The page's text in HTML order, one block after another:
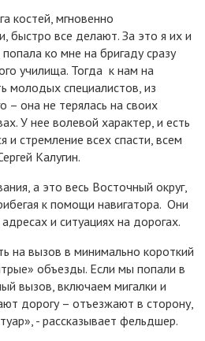
костей, мгновенно
быстро все делают. За это я их и
ко мне на бригаду сразу
училища. Тогда к нам на
молодых специалистов, из
– она не терялась на своих
У нее волевой характер, и есть
и стремление всех спасти, всем
Калугин.
а это весь Восточный округ,
к помощи навигатора. Они
и ситуациях на дорогах.
на вызов в минимально короткий
объезды. Если мы попали в
вызов, включаем мигалки и
дорогу – отъезжают в сторону,
- рассказывает фельдшер.